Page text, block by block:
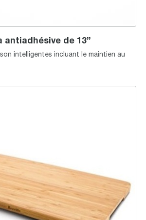
antiadhésive de 13”
intelligentes incluant le maintien au
Bamboo